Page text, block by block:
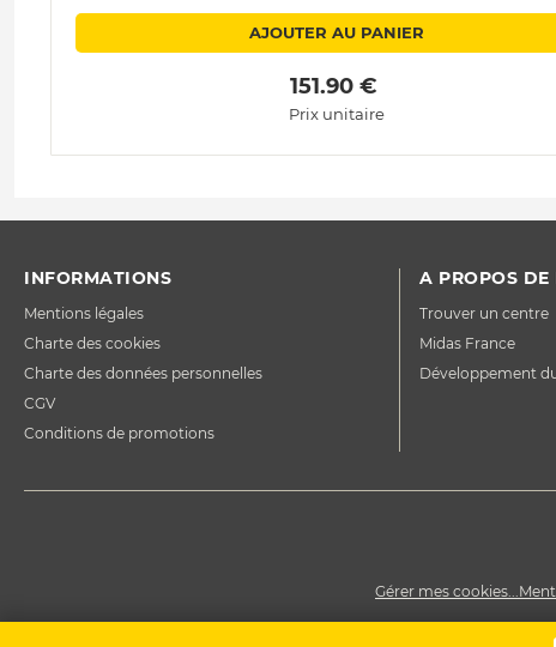
AJOUTER AU PANIER
151.90 €
Prix unitaire
INFORMATIONS
Mentions légales
Charte des cookies
Charte des données personnelles
CGV
Conditions de promotions
A PROPOS
Trouver un centre
Midas France
Développement
Gérer mes cookies...